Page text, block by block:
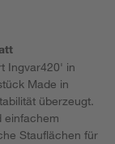
Ingvar420' in
Made in
überzeugt.
einfachem
Stauflächen für